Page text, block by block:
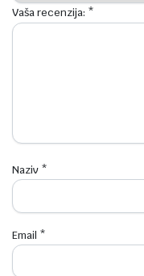
Vaša recenzija: *
Naziv *
Email *